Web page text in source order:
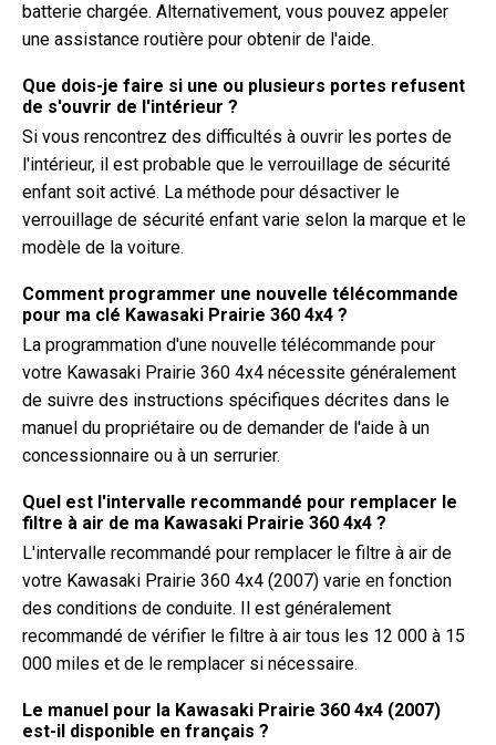
batterie chargée. Alternativement, vous pouvez appeler
une assistance routière pour obtenir de l'aide.
Que dois-je faire si une ou plusieurs portes refusent
de s'ouvrir de l'intérieur ?
Si vous rencontrez des difficultés à ouvrir les portes de
l'intérieur, il est probable que le verrouillage de sécurité
enfant soit activé. La méthode pour désactiver le
verrouillage de sécurité enfant varie selon la marque et le
modèle de la voiture.
Comment programmer une nouvelle télécommande
pour ma clé Kawasaki Prairie 360 4x4 ?
La programmation d'une nouvelle télécommande pour
votre Kawasaki Prairie 360 4x4 nécessite généralement
de suivre des instructions spécifiques décrites dans le
manuel du propriétaire ou de demander de l'aide à un
concessionnaire ou à un serrurier.
Quel est l'intervalle recommandé pour remplacer le
filtre à air de ma Kawasaki Prairie 360 4x4 ?
L'intervalle recommandé pour remplacer le filtre à air de
votre Kawasaki Prairie 360 4x4 (2007) varie en fonction
des conditions de conduite. Il est généralement
recommandé de vérifier le filtre à air tous les 12 000 à 15
000 miles et de le remplacer si nécessaire.
Le manuel pour la Kawasaki Prairie 360 4x4 (2007)
est-il disponible en français ?